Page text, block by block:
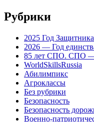
Рубрики
2025 Год
2026 — Год
85 лет СПО. СПО —
WorldSkillsRussia
Абилимпикс
Агроклассы
Без рубрики
Безопасность
Безопасность
Военно-